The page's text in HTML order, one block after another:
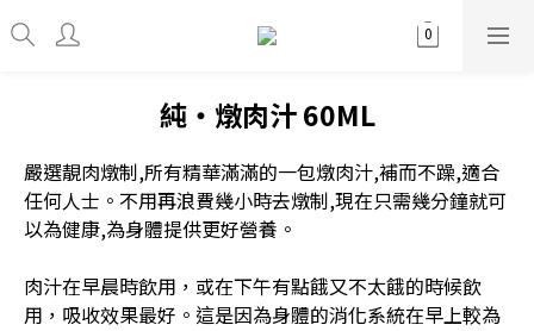
純・燉肉汁 60ML
嚴選靚肉燉制,所有精華滿滿的一包燉肉汁,補而不躁,適合
任何人士。不用再浪費幾小時去燉制,現在只需幾分鐘就可
以為健康,為身體提供更好營養。
肉汁在早晨時飲用，或在下午有點餓又不太餓的時候飲
用，吸收效果最好。這是因為身體的消化系統在早上較為